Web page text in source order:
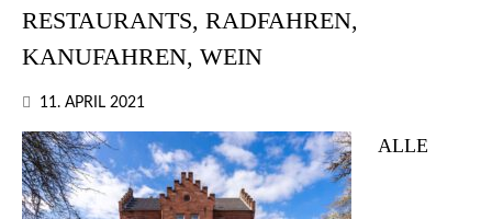
RESTAURANTS, RADFAHREN,
KANUFAHREN, WEIN
11. APRIL 2021
ALLE